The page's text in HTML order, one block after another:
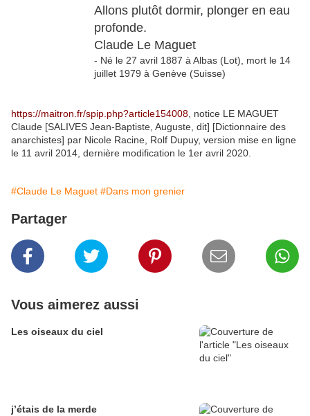
Allons plutôt dormir, plonger en eau
profonde.
Claude Le Maguet
- Né le 27 avril 1887 à Albas (Lot), mort le 14
juillet 1979 à Genève (Suisse)
https://maitron.fr/spip.php?article154008 , notice LE MAGUET
Claude [SALIVES Jean-Baptiste, Auguste, dit] [Dictionnaire des
anarchistes] par Nicole Racine, Rolf Dupuy, version mise en ligne
le 11 avril 2014, dernière modification le 1er avril 2020.
#Claude Le Maguet #Dans mon grenier
Partager
Vous aimerez aussi
Les oiseaux du ciel
j’étais de la merde